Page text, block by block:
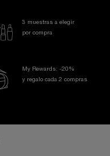
3 muestras a elegir
por compra
My Rewards: -20%
y regalo cada 2 compras